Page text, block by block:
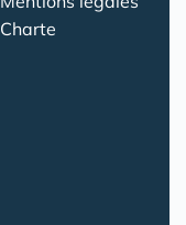
Charte